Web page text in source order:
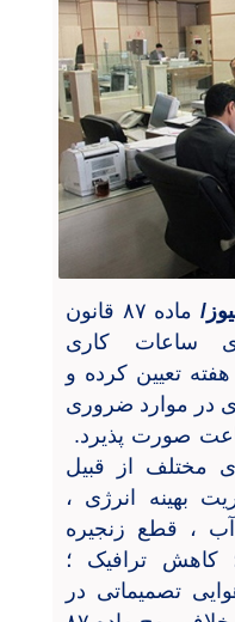
ماده ۸۷ قانون
ساعات کاری
تعیین کرده و
در موارد ضروری
صورت پذیرد.
مختلف از قبیل
بهینه انرژی ،
، قطع زنجیره
؛ کاهش ترافیک ؛
تصمیماتی در